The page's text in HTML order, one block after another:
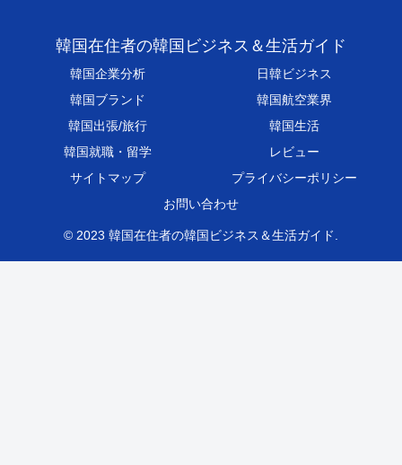
韓国在住者の韓国ビジネス＆生活ガイド
韓国企業分析
日韓ビジネス
韓国ブランド
韓国航空業界
韓国出張/旅行
韓国生活
韓国就職・留学
レビュー
サイトマップ
プライバシーポリシー
お問い合わせ
© 2023 韓国在住者の韓国ビジネス＆生活ガイド.